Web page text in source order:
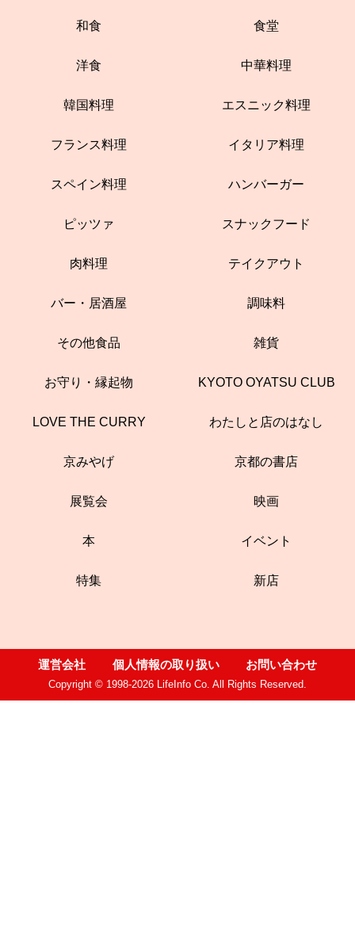
和食 食堂
洋食 中華料理
韓国料理 エスニック料理
フランス料理 イタリア料理
スペイン料理 ハンバーガー
ピッツァ スナックフード
肉料理 テイクアウト
バー・居酒屋 調味料
その他食品 雑貨
お守り・縁起物 KYOTO OYATSU CLUB
LOVE THE CURRY わたしと店のはなし
京みやげ 京都の書店
展覧会 映画
本 イベント
特集 新店
運営会社 個人情報の取り扱い お問い合わせ
Copyright © 1998-2026 LifeInfo Co. All Rights Reserved.